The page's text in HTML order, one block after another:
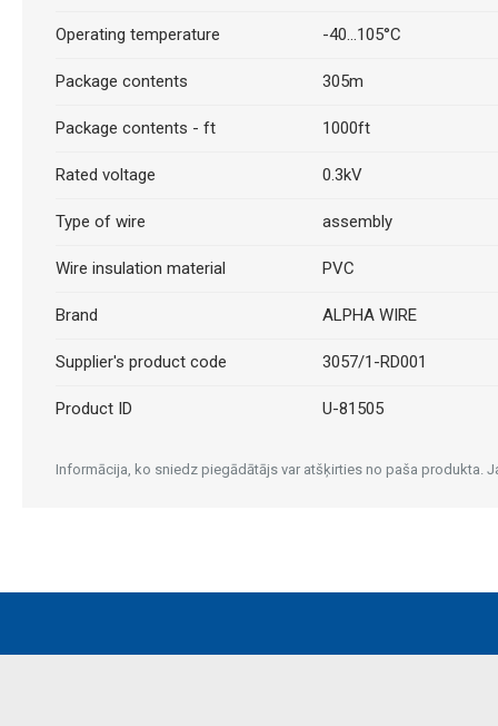
Operating temperature -40...105°C
Package contents 305m
Package contents - ft 1000ft
Rated voltage 0.3kV
Type of wire assembly
Wire insulation material PVC
Brand ALPHA WIRE
Supplier's product code 3057/1-RD001
Product ID U-81505
Informācija, ko sniedz piegādātājs var atšķirties no paša produkta.